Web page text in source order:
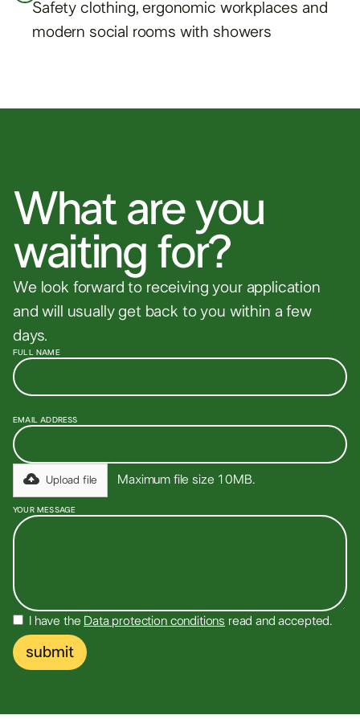
Safety clothing, ergonomic workplaces and
modern social rooms with showers
What are you
waiting for?
We look forward to receiving your application
and will usually get back to you within a few
days.
FULL NAME
EMAIL ADDRESS
Upload file Maximum file size 10MB.
YOUR MESSAGE
I have the Data protection conditions read and accepted.